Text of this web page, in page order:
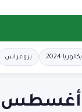
أغسطس 2024
بكالوريا 2024 بروغراس